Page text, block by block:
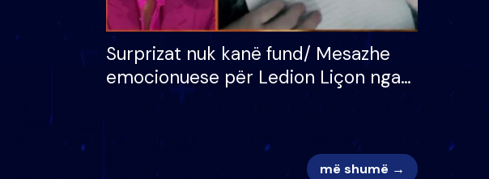
Surprizat nuk kanë fund/ Mesazhe
emocionuese për Ledion Liçon nga
nëna dhe fëmijët e tij, moderatori
më shumë →